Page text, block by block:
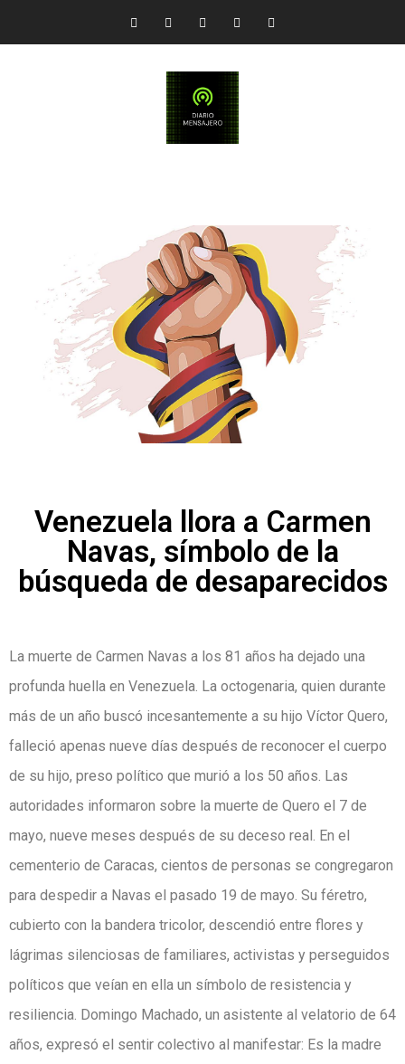
Venezuela llora a Carmen
Navas, símbolo de la
búsqueda de desaparecidos
La muerte de Carmen Navas a los 81 años ha dejado una
profunda huella en Venezuela. La octogenaria, quien durante
más de un año buscó incesantemente a su hijo Víctor Quero,
falleció apenas nueve días después de reconocer el cuerpo
de su hijo, preso político que murió a los 50 años. Las
autoridades informaron sobre la muerte de Quero el 7 de
mayo, nueve meses después de su deceso real. En el
cementerio de Caracas, cientos de personas se congregaron
para despedir a Navas el pasado 19 de mayo. Su féretro,
cubierto con la bandera tricolor, descendió entre flores y
lágrimas silenciosas de familiares, activistas y perseguidos
políticos que veían en ella un símbolo de resistencia y
resiliencia. Domingo Machado, un asistente al velatorio de 64
años, expresó el sentir colectivo al manifestar: Es la madre